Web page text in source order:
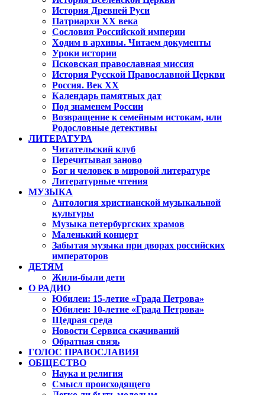
История Древней Руси
Патриархи XX века
Сословия Российской империи
Ходим в архивы. Читаем документы
Уроки истории
Псковская православная миссия
История Русской Православной Церкви
Россия. Век ХХ
Календарь памятных дат
Под знаменем России
Возвращение к семейным истокам, или
Родословные детективы
ЛИТЕРАТУРА
Читательский клуб
Перечитывая заново
Бог и человек в мировой литературе
Литературные чтения
МУЗЫКА
Антология христианской музыкальной
культуры
Музыка петербургских храмов
Маленький концерт
Забытая музыка при дворах российских
императоров
ДЕТЯМ
Жили-были дети
О РАДИО
Юбилеи: 15-летие «Града Петрова»
Юбилеи: 10-летие «Града Петрова»
Щедрая среда
Новости Сервиса скачиваний
Обратная связь
ГОЛОС ПРАВОСЛАВИЯ
ОБЩЕСТВО
Наука и религия
Смысл происходящего